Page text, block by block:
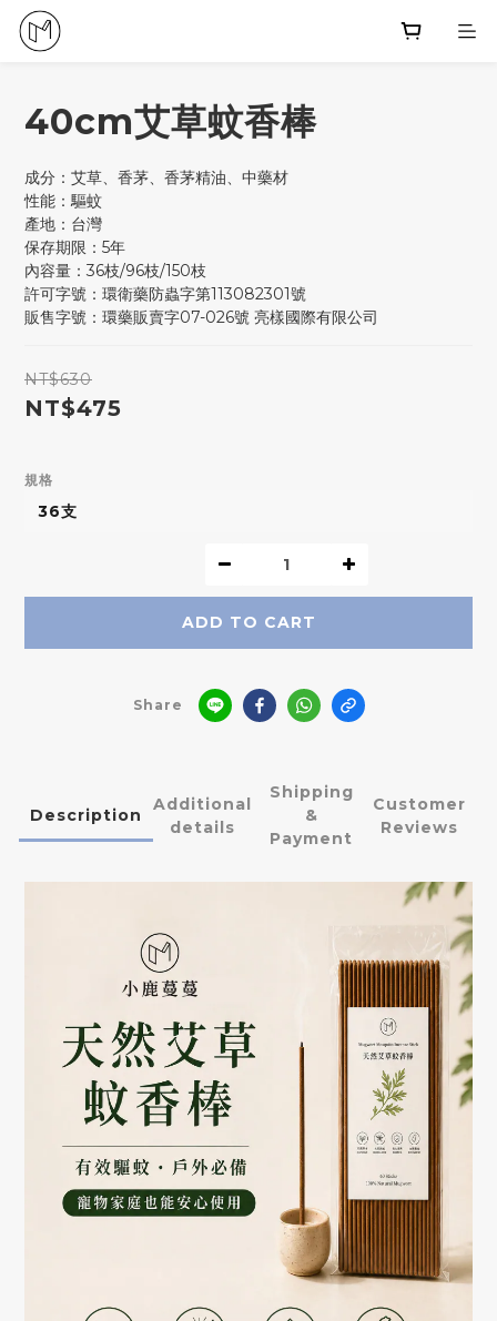
40cm艾草蚊香棒
成分：艾草、香茅、香茅精油、中藥材
性能：驅蚊
產地：台灣
保存期限：5年
內容量：36枝/96枝/150枝
許可字號：環衛藥防蟲字第113082301號
販售字號：環藥販賣字07-026號 亮樣國際有限公司
NT$630
NT$475
規格
ADD TO CART
Share
Description
Additional
details
Shipping
&
Payment
Customer
Reviews